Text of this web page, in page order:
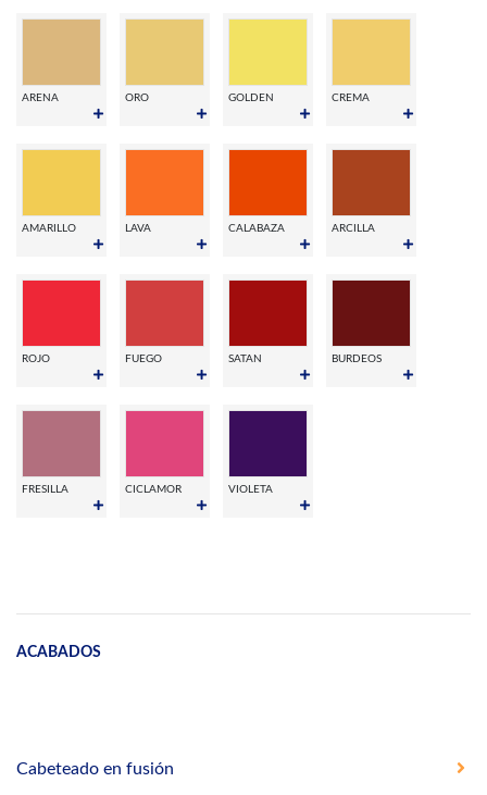
ARENA ORO GOLDEN CREMA
AMARILLO LAVA CALABAZA ARCILLA
ROJO FUEGO SATAN BURDEOS
FRESILLA CICLAMOR VIOLETA
ACABADOS
Cabeteado en fusión